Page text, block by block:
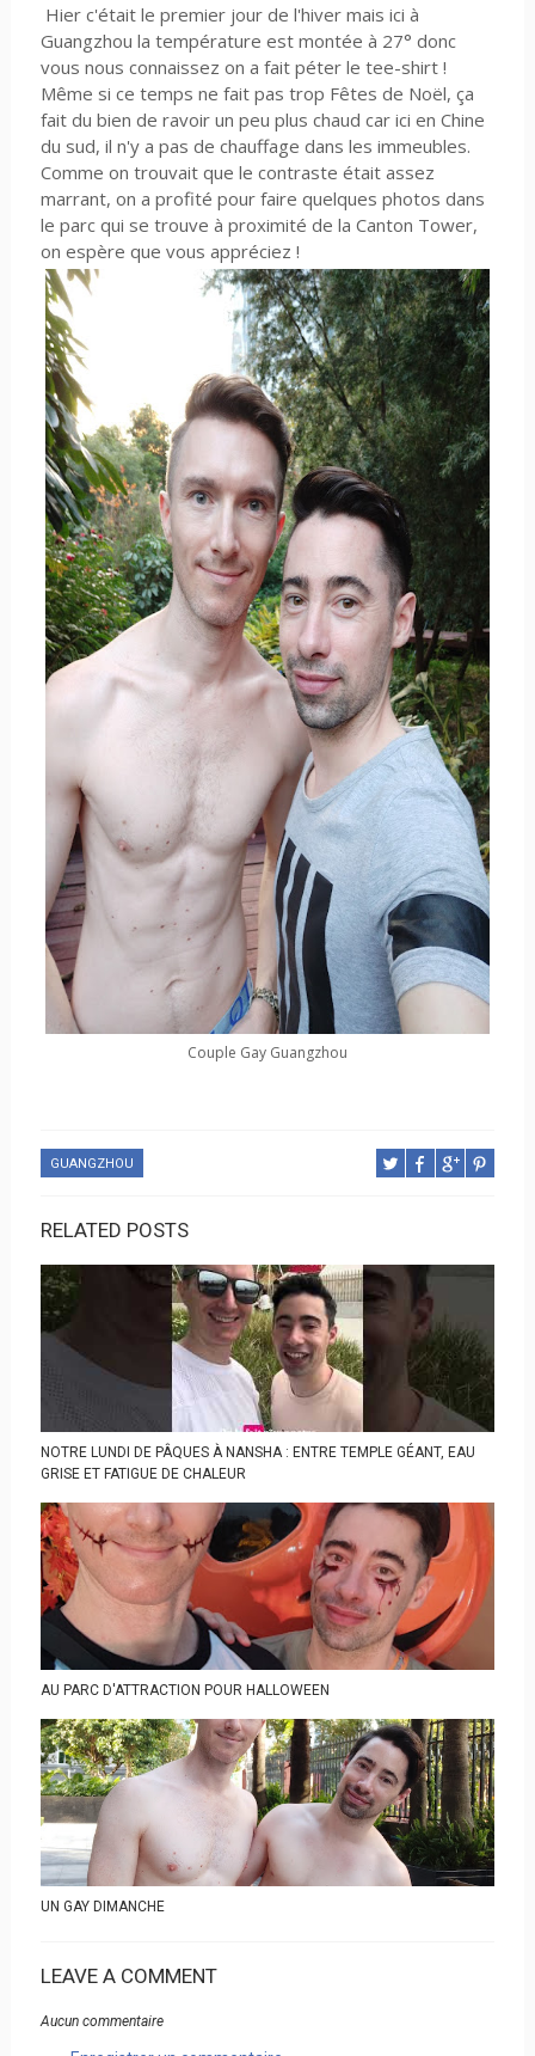
Hier c'était le premier jour de l'hiver mais ici à
Guangzhou la température est montée à 27° donc
vous nous connaissez on a fait péter le tee-shirt !
Même si ce temps ne fait pas trop Fêtes de Noël, ça
fait du bien de ravoir un peu plus chaud car ici en Chine
du sud, il n'y a pas de chauffage dans les immeubles.
Comme on trouvait que le contraste était assez
marrant, on a profité pour faire quelques photos dans
le parc qui se trouve à proximité de la Canton Tower,
on espère que vous appréciez !
Couple Gay Guangzhou
GUANGZHOU
RELATED POSTS
NOTRE LUNDI DE PÂQUES À NANSHA : ENTRE TEMPLE GÉANT, EAU
GRISE ET FATIGUE DE CHALEUR
AU PARC D'ATTRACTION POUR HALLOWEEN
UN GAY DIMANCHE
LEAVE A COMMENT
Aucun commentaire